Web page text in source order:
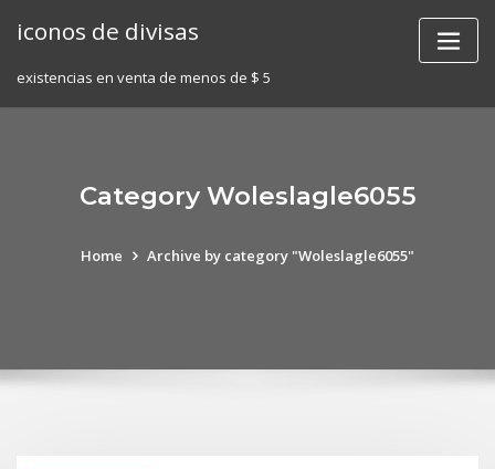
iconos de divisas
existencias en venta de menos de $ 5
Category Woleslagle6055
Home Archive by category "Woleslagle6055"